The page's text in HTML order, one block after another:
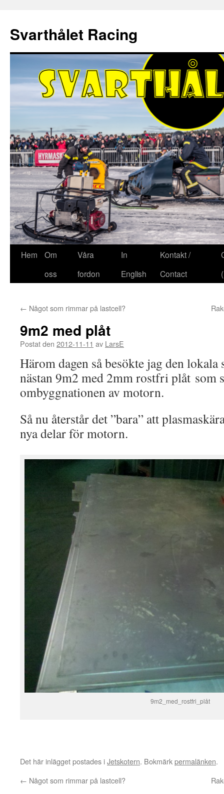
innehåll
Svarthålet Racing
Hem
Om
oss
Våra
fordon
In
English
Kontakt /
Contact
← Något som rimmar på lastcell?
9m2 med plåt
Postat den 2012-11-11 av LarsE
Härom dagen så besökte jag den
nästan 9m2 med 2mm rostfri plåt som
ombyggnationen av motorn.
Så nu återstår det ”bara” att
nya delar för motorn.
9m2_med_rostfri_plåt
Det här inlägget postades iJetskotern. Bokmärkpermalänken.
← Något som rimmar på lastcell?